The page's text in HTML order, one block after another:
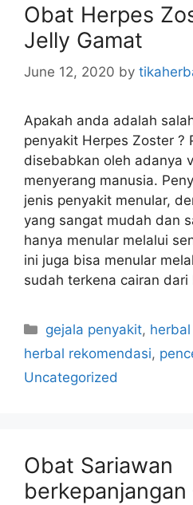
r
i
s
Obat Herpes
Jelly Gamat
June 12, 2020 by
Apakah anda adalah
penyakit Herpes Zoster ?
disebabkan oleh adanya
menyerang manusia.
jenis penyakit menular,
yang sangat mudah dan
hanya menular melalui
ini juga bisa menular
sudah terkena cairan
C
a
e
i
e
gejala penyakit,
herbal rekomendasi,
Uncategorized
Obat Sariawan
berkepanjangan